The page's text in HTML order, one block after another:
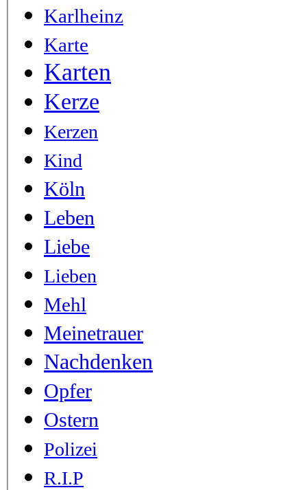
Karlheinz
Karte
Karten
Kerze
Kerzen
Kind
Köln
Leben
Liebe
Lieben
Mehl
Meinetrauer
Nachdenken
Opfer
Ostern
Polizei
R.I.P